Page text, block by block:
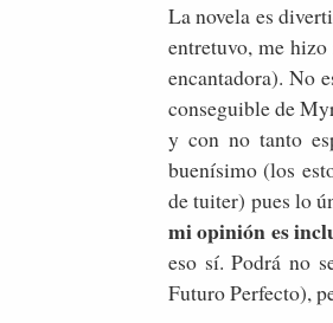
La novela es
entretuvo, me
encantadora). No
conseguible de
y con no tanto
buenísimo (los
de tuiter) pues lo
mi opinión es
eso sí. Podrá no
Futuro Perfecto),